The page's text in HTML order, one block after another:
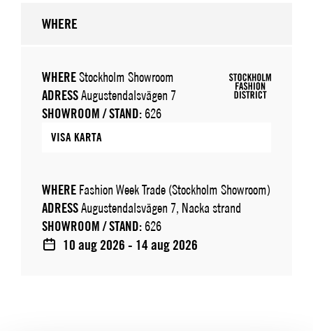
WHERE
WHEREStockholm Showroom
ADRESSAugustendalsvägen 7
SHOWROOM / STAND: 626
VISA KARTA
WHERE Fashion Week Trade (Stockholm Showroom)
ADRESSAugustendalsvägen 7, Nacka strand
SHOWROOM / STAND: 626
10 aug 2026 - 14 aug 2026